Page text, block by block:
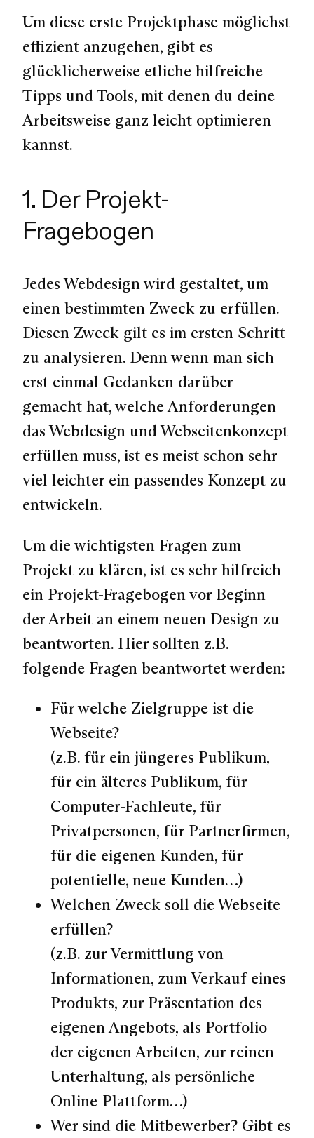
Um diese erste Projektphase möglichst
effizient anzugehen, gibt es
glücklicherweise etliche hilfreiche
Tipps und Tools, mit denen du deine
Arbeitsweise ganz leicht optimieren
kannst.
1. Der Projekt-
Fragebogen
Jedes Webdesign wird gestaltet, um
einen bestimmten Zweck zu erfüllen.
Diesen Zweck gilt es im ersten Schritt
zu analysieren. Denn wenn man sich
erst einmal Gedanken darüber
gemacht hat, welche Anforderungen
das Webdesign und Webseitenkonzept
erfüllen muss, ist es meist schon sehr
viel leichter ein passendes Konzept zu
entwickeln.
Um die wichtigsten Fragen zum
Projekt zu klären, ist es sehr hilfreich
ein Projekt-Fragebogen vor Beginn
der Arbeit an einem neuen Design zu
beantworten. Hier sollten z.B.
folgende Fragen beantwortet werden:
Für welche Zielgruppe ist die
Webseite?
(z.B. für ein jüngeres Publikum,
für ein älteres Publikum, für
Computer-Fachleute, für
Privatpersonen, für Partnerfirmen,
für die eigenen Kunden, für
potentielle, neue Kunden…)
Welchen Zweck soll die Webseite
erfüllen?
(z.B. zur Vermittlung von
Informationen, zum Verkauf eines
Produkts, zur Präsentation des
eigenen Angebots, als Portfolio
der eigenen Arbeiten, zur reinen
Unterhaltung, als persönliche
Online-Plattform…)
Wer sind die Mitbewerber? Gibt es